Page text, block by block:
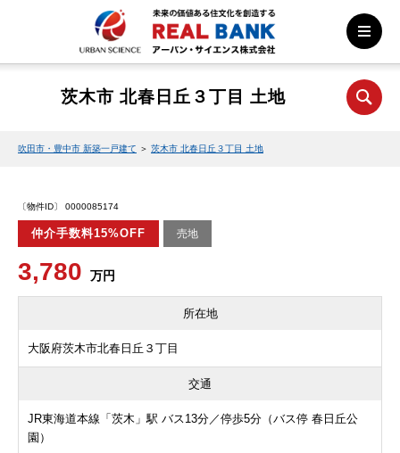
茨木市 北春日丘３丁目 土地
吹田市・豊中市 新築一戸建て ＞ 茨木市 北春日丘３丁目 土地
〔物件ID〕 0000085174
仲介手数料15%OFF 売地
3,780 万円
所在地
大阪府茨木市北春日丘３丁目
交通
JR東海道本線「茨木」駅 バス13分／停歩5分（バス停 春日丘公
園）